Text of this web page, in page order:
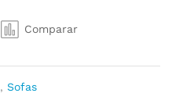
Comparar
, Sofas